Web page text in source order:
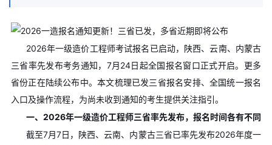
2026年一级造价工程师考试报名已启动，陕西、云南、内蒙古
三省率先发布考务通知，7月24日起全国报名窗口正式开启。更多
省份正在陆续公布中。本文梳理已发三省报名安排、全国统一报名
入口及操作流程，为尚未收到通知的考生提供关注指引。
一、2026年一级造价工程师三省率先发布，报名时间各有不同
截至7月7日，陕西、云南、内蒙古三省已率先发布2026年度一